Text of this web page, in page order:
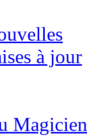
à jour
Magicien